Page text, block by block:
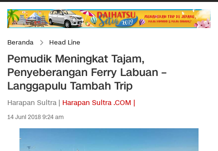
Beranda Head Line
Pemudik Meningkat Tajam,
Penyeberangan Ferry Labuan –
Langgapulu Tambah Trip
Harapan Sultra | Harapan Sultra .COM |
14 Juni 2018 9:24 am